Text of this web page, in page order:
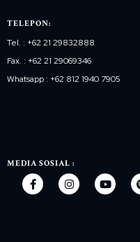
TELEPON:
Tel. : +62 21 29832888
Fax. : +62 21 29069346
Whatsapp : +62 812 1940 7905
MEDIA SOSIAL :